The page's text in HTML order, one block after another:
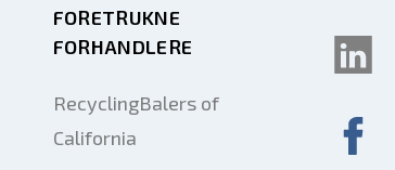
FORETRUKNE
FORHANDLERE
RecyclingBalers of
California